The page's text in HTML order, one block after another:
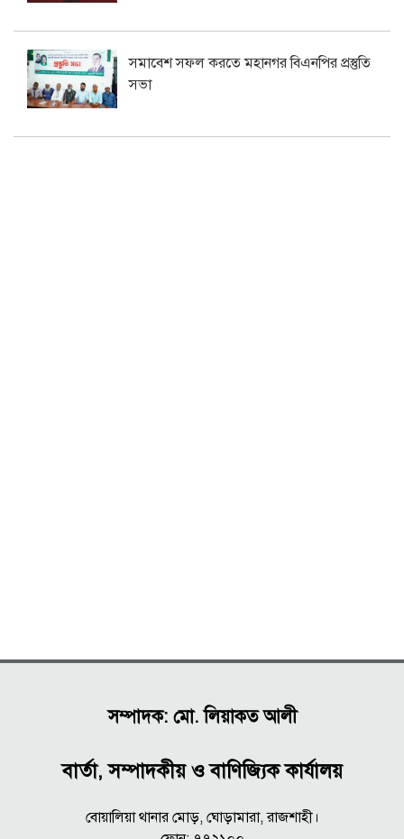
সমাবেশ সফল করতে মহানগর বিএনপির প্রস্তুতি
সভা
সম্পাদক: মো. লিয়াকত আলী
বার্তা, সম্পাদকীয় ও বাণিজ্যিক কার্যালয়
বোয়ালিয়া থানার মোড়, ঘোড়ামারা, রাজশাহী।